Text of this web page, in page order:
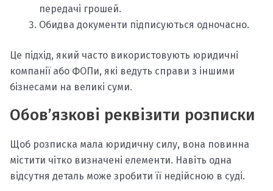
передачі грошей.
Обидва документи підписуються одночасно.
Це підхід, який часто використовують юридичні
компанії або ФОПи, які ведуть справи з іншими
бізнесами на великі суми.
Обов’язкові реквізити розписки
Щоб розписка мала юридичну силу, вона повинна
містити чітко визначені елементи. Навіть одна
відсутня деталь може зробити її недійсною в суді.